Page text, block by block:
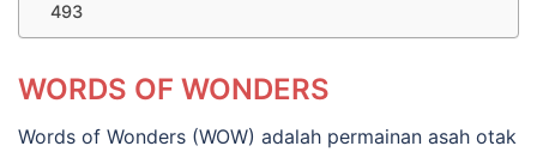
493
WORDS OF WONDERS
Words of Wonders (WOW) adalah permainan asah otak